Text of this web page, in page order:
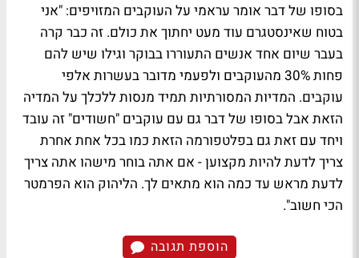
בסופו של דבר אומר עראמי על העוקבים המזויפים: "אני
בטוח שאינסטגרם עוד מעט יחתוך את כולם. זה כבר קרה
בעבר שיום אחד אנשים התעוררו בבוקר וגילו שיש להם
פחות 30% מהעוקבים ולפעמי מדובר בעשרות אלפי
עוקבים. המדיות המסורתיות תמיד מנסות ללכלך על המדיה
הזאת אבל בסופו של דבר גם עם עוקבים "חשודים" זה עובד
ויחד עם זאת גם בפלטפורמה הזאת כמו בכל אחת אחרת
צריך לדעת להיות מקצוען - אם אתה בוחר מישהו אתה צריך
לדעת מראש עד כמה הוא מתאים לך. הליהוק הוא הפרמטר
הכי חשוב".
הוספת תגובה